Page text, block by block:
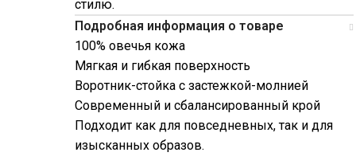
стилю.
Подробная информация о товаре
100% овечья кожа
Мягкая и гибкая поверхность
Воротник-стойка с застежкой-молнией
Современный и сбалансированный крой
Подходит как для повседневных, так и для
изысканных образов.